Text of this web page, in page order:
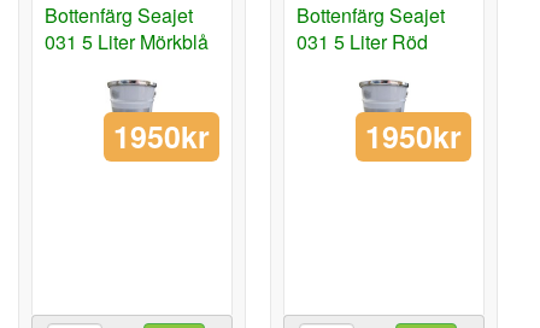
Bottenfärg Seajet
031 5 Liter Mörkblå
1950kr
Bottenfärg Seajet
031 5 Liter Röd
1950kr